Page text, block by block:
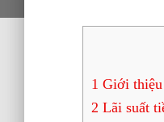
1 Giới
2 Lãi suất